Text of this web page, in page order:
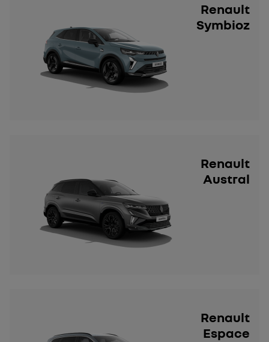
Renault
Symbioz
Renault
Austral
Renault
Espace